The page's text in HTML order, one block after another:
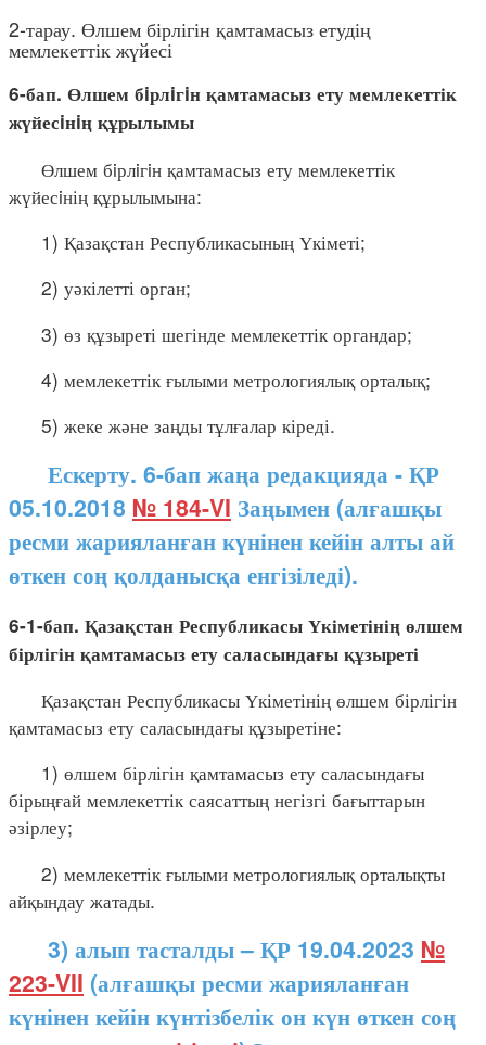
2-тарау. Өлшем бірлігін қамтамасыз етудің
мемлекеттік жүйесі
6-бап. Өлшем бiрлiгiн қамтамасыз ету мемлекеттік
жүйесiнiң құрылымы
Өлшем бiрлiгiн қамтамасыз ету мемлекеттік
жүйесiнің құрылымына:
1) Қазақстан Республикасының Үкіметі;
2) уәкілетті орган;
3) өз құзыреті шегінде мемлекеттік органдар;
4) мемлекеттік ғылыми метрологиялық орталық;
5) жеке және заңды тұлғалар кіреді.
Ескерту. 6-бап жаңа редакцияда - ҚР
05.10.2018 № 184-VI Заңымен (алғашқы
ресми жарияланған күнінен кейін алты ай
өткен соң қолданысқа енгізіледі).
6-1-бап. Қазақстан Республикасы Үкіметінің өлшем
бірлігін қамтамасыз ету саласындағы құзыреті
Қазақстан Республикасы Үкіметінің өлшем бірлігін
қамтамасыз ету саласындағы құзыретіне:
1) өлшем бірлігін қамтамасыз ету саласындағы
бірыңғай мемлекеттік саясаттың негізгі бағыттарын
әзірлеу;
2) мемлекеттік ғылыми метрологиялық орталықты
айқындау жатады.
3) алып тасталды – ҚР 19.04.2023 №
223-VII (алғашқы ресми жарияланған
күнінен кейін күнтізбелік он күн өткен соң